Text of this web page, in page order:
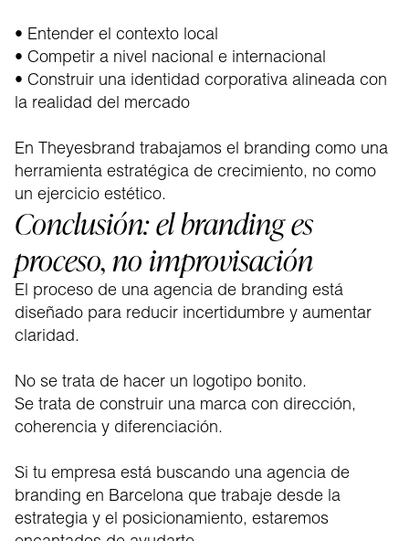
• Entender el contexto local
• Competir a nivel nacional e internacional
• Construir una identidad corporativa alineada con
la realidad del mercado
En Theyesbrand trabajamos el branding como una
herramienta estratégica de crecimiento, no como
un ejercicio estético.
Conclusión: el branding es
proceso, no improvisación
El proceso de una agencia de branding está
diseñado para reducir incertidumbre y aumentar
claridad.
No se trata de hacer un logotipo bonito.
Se trata de construir una marca con dirección,
coherencia y diferenciación.
Si tu empresa está buscando una agencia de
branding en Barcelona que trabaje desde la
estrategia y el posicionamiento, estaremos